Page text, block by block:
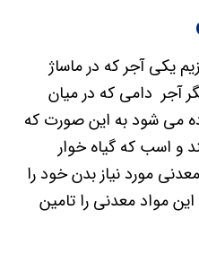
یکی آجر که در ماساژ
آجر دامی که در میان
می شود به این صورت که
و اسب که گیاه خوار
مورد نیاز بدن خود را
این مواد معدنی را تامین